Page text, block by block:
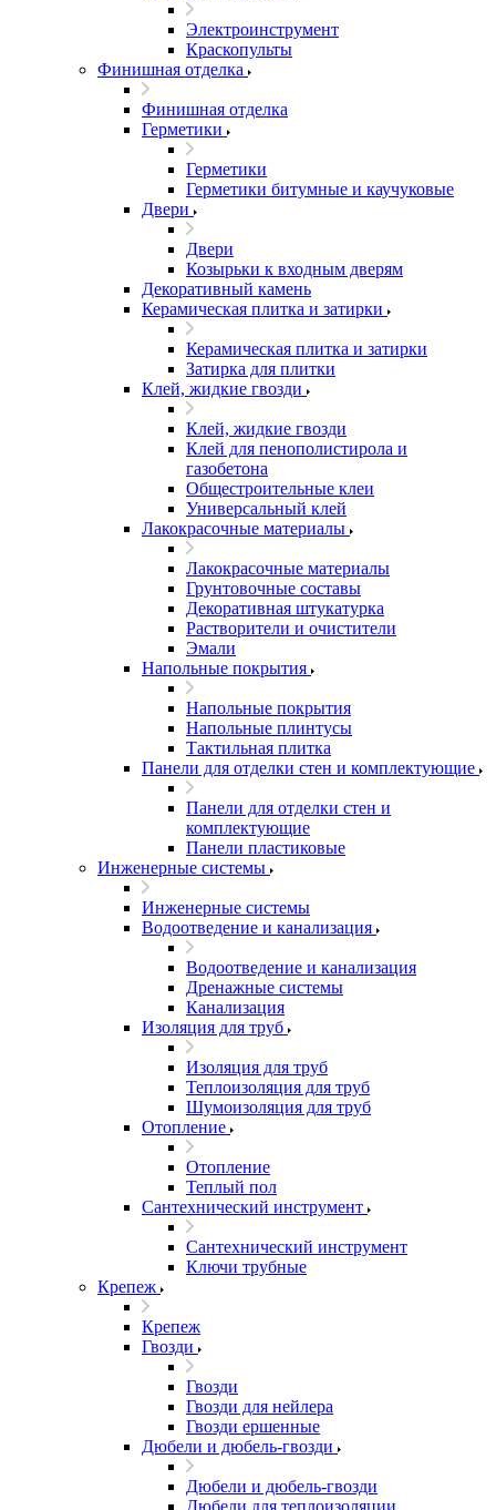
Электроинструмент
Краскопульты
Финишная отделка
Финишная отделка
Герметики
Герметики
Герметики битумные и каучуковые
Двери
Двери
Козырьки к входным дверям
Декоративный камень
Керамическая плитка и затирки
Керамическая плитка и затирки
Затирка для плитки
Клей, жидкие гвозди
Клей, жидкие гвозди
Клей для пенополистирола и
газобетона
Общестроительные клеи
Универсальный клей
Лакокрасочные материалы
Лакокрасочные материалы
Грунтовочные составы
Декоративная штукатурка
Растворители и очистители
Эмали
Напольные покрытия
Напольные покрытия
Напольные плинтусы
Тактильная плитка
Панели для отделки стен и комплектующие
Панели для отделки стен и
комплектующие
Панели пластиковые
Инженерные системы
Инженерные системы
Водоотведение и канализация
Водоотведение и канализация
Дренажные системы
Канализация
Изоляция для труб
Изоляция для труб
Теплоизоляция для труб
Шумоизоляция для труб
Отопление
Отопление
Теплый пол
Сантехнический инструмент
Сантехнический инструмент
Ключи трубные
Крепеж
Крепеж
Гвозди
Гвозди
Гвозди для нейлера
Гвозди ершенные
Дюбели и дюбель-гвозди
Дюбели и дюбель-гвозди
Дюбели для теплоизоляции